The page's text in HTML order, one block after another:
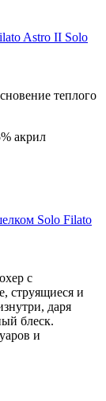
Astro II Solo
теплого
акрил
Solo Filato
с
струящиеся и
даря
блеск.
и